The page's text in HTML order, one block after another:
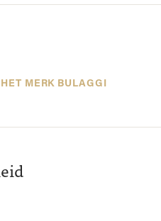
MERK BULAGGI